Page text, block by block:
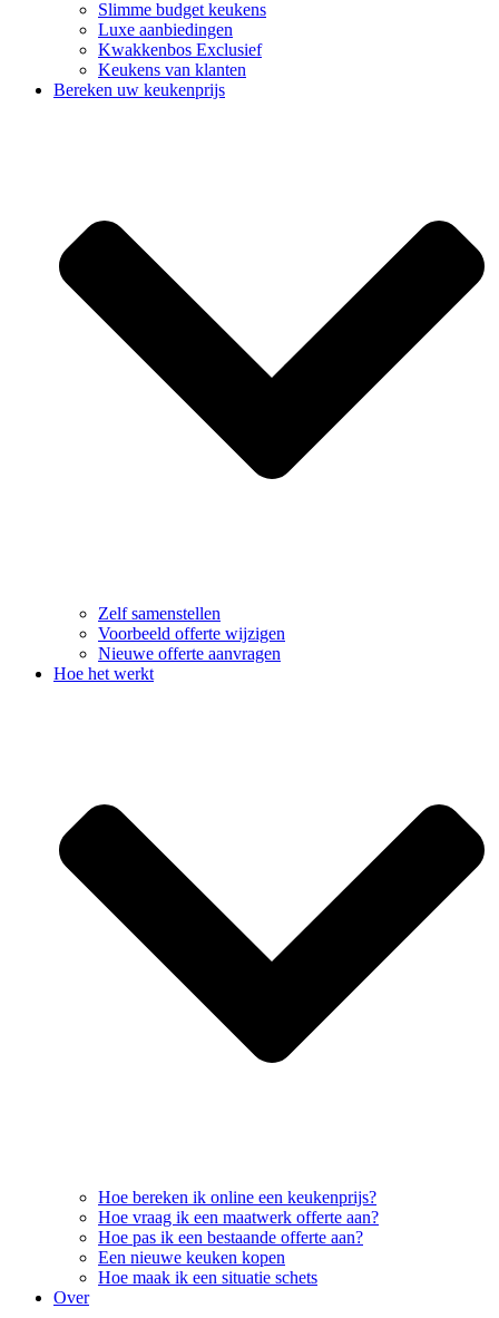
Slimme budget keukens
Luxe aanbiedingen
Kwakkenbos Exclusief
Keukens van klanten
Bereken uw keukenprijs
Zelf samenstellen
Voorbeeld offerte wijzigen
Nieuwe offerte aanvragen
Hoe het werkt
Hoe bereken ik online een keukenprijs?
Hoe vraag ik een maatwerk offerte aan?
Hoe pas ik een bestaande offerte aan?
Een nieuwe keuken kopen
Hoe maak ik een situatie schets
Over